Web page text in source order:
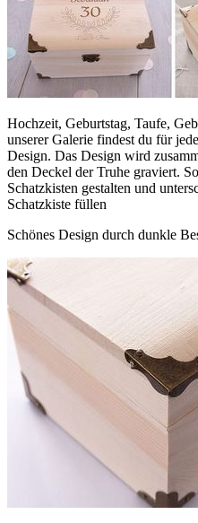
Hochzeit, Geburtstag, Taufe,
unserer Galerie findest du für
Design. Das Design wird
den Deckel der Truhe graviert.
Schatzkisten gestalten und
Schatzkiste füllen
Schönes Design durch dunkle